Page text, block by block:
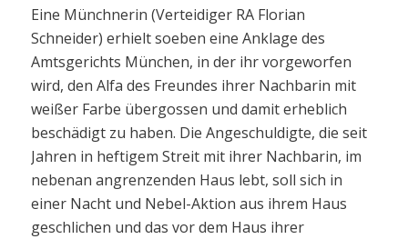
Eine Münchnerin (Verteidiger RA Florian
Schneider) erhielt soeben eine Anklage des
Amtsgerichts München, in der ihr vorgeworfen
wird, den Alfa des Freundes ihrer Nachbarin mit
weißer Farbe übergossen und damit erheblich
beschädigt zu haben. Die Angeschuldigte, die seit
Jahren in heftigem Streit mit ihrer Nachbarin, im
nebenan angrenzenden Haus lebt, soll sich in
einer Nacht und Nebel-Aktion aus ihrem Haus
geschlichen und das vor dem Haus ihrer